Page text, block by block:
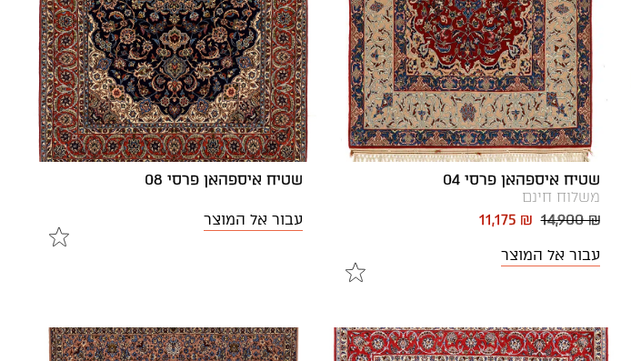
שטיח איספהאן פרסי 04
משלוח חינם
14,900 ₪
11,175 ₪
עבור אל המוצר
שטיח איספהאן פרסי 08
עבור אל המוצר